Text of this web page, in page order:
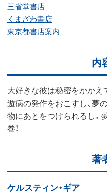
三省堂書店
くまざわ書店
東京都書店案内
内
大好きな彼は秘密をかかえ
遊病の発作をおこすし、夢
物にあとをつけられるし。
巻！
著
ケルスティン・ギア